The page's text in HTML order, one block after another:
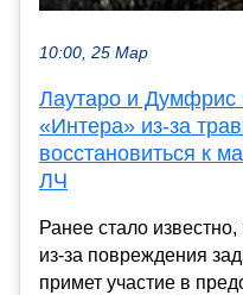
10:00, 25 Мар
Лаутаро и Думфрис
«Интера» из-за
восстановиться к
ЛЧ
Ранее стало
из-за повреждения
примет участие в